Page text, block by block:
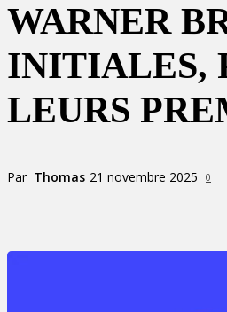
WARNER
INITIALES,
LEURS
Par Thomas 21 novembre 2025 0